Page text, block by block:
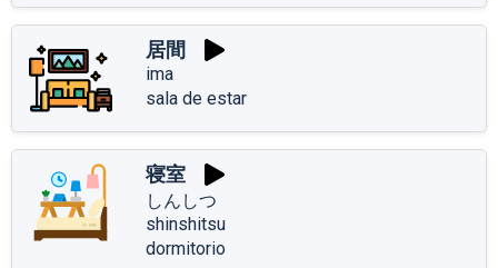
居間
ima
sala de estar
寝室
しんしつ
shinshitsu
dormitorio